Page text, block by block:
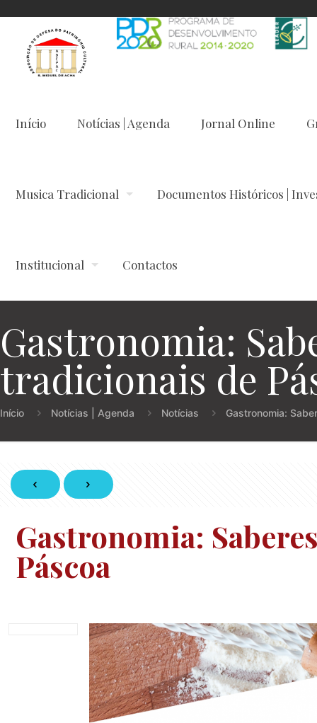
Início Notícias | Agenda Jornal Online
Musica Tradicional Documentos Históricos |
Institucional Contactos
Gastronomia:
tradicionais de
Início Notícias | Agenda Notícias Gastronomia:
Gastronomia:
Páscoa